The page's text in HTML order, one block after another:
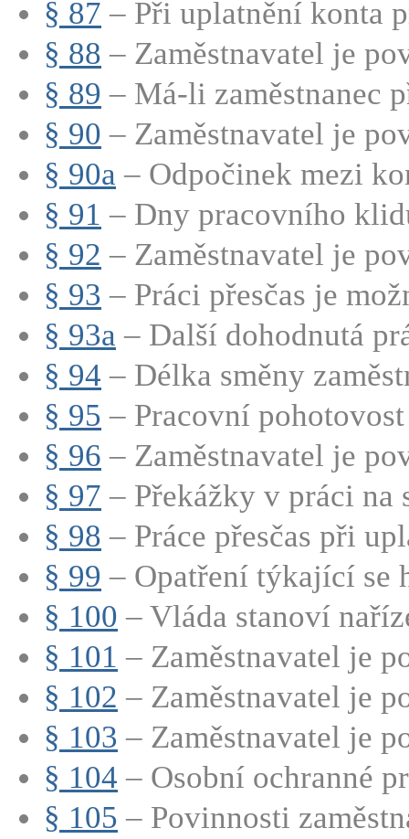
§ 87 – Při uplatnění konta
§ 88 – Zaměstnavatel je
§ 89 – Má-li zaměstnanec
§ 90 – Zaměstnavatel je
§ 90a – Odpočinek mezi
§ 91 – Dny pracovního
§ 92 – Zaměstnavatel je
§ 93 – Práci přesčas je
§ 93a – Další dohodnutá
§ 94 – Délka směny
§ 95 – Pracovní
§ 96 – Zaměstnavatel je
§ 97 – Překážky v práci na
§ 98 – Práce přesčas při
§ 99 – Opatření týkající se
§ 100 – Vláda stanoví
§ 101 – Zaměstnavatel je
§ 102 – Zaměstnavatel je
§ 103 – Zaměstnavatel je
§ 104 – Osobní ochranné
§ 105 – Povinnosti